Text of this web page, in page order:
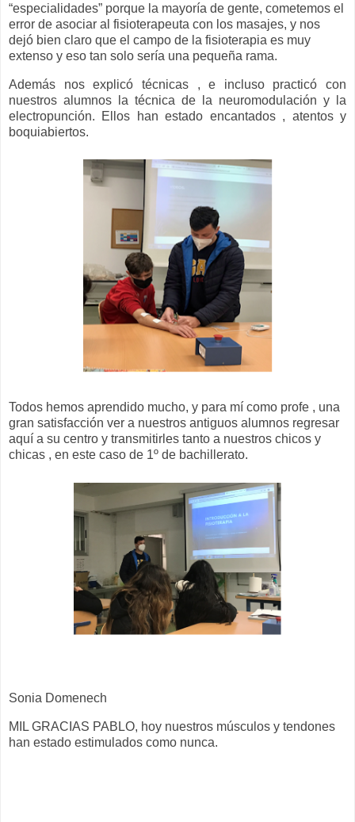
“especialidades” porque la mayoría de gente, cometemos el
error de asociar al fisioterapeuta con los masajes, y nos
dejó bien claro que el campo de la fisioterapia es muy
extenso y eso tan solo sería una pequeña rama.
Además nos explicó técnicas , e incluso practicó con
nuestros alumnos la técnica de la neuromodulación y la
electropunción. Ellos han estado encantados , atentos y
boquiabiertos.
Todos hemos aprendido mucho, y para mí como profe , una
gran satisfacción ver a nuestros antiguos alumnos regresar
aquí a su centro y transmitirles tanto a nuestros chicos y
chicas , en este caso de 1º de bachillerato.
Sonia Domenech
MIL GRACIAS PABLO, hoy nuestros músculos y tendones
han estado estimulados como nunca.